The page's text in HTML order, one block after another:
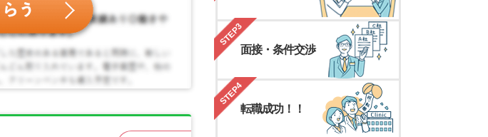
STEP3
面接・条件交渉
STEP4
転職成功！！